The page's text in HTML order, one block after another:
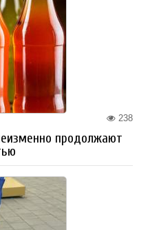
238
продолжают